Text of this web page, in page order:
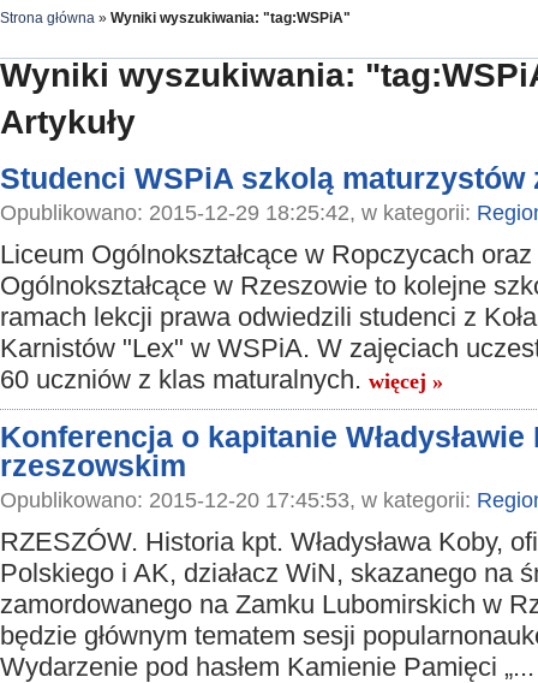
Strona główna » Wyniki wyszukiwania: "tag:WSPiA"
Wyniki wyszukiwania:
Artykuły
Studenci WSPiA szkolą maturzystów
Opublikowano: 2015-12-29 18:25:42, w kategorii:
Liceum Ogólnokształcące w Ropczycach
Ogólnokształcące w Rzeszowie to kolejne
ramach lekcji prawa odwiedzili studenci z
Karnistów "Lex" w WSPiA. W zajęciach
60 uczniów z klas maturalnych. więcej »
Konferencja o kapitanie
rzeszowskim
Opublikowano: 2015-12-20 17:45:53, w kategorii:
RZESZÓW. Historia kpt. Władysława Koby,
Polskiego i AK, działacz WiN, skazanego na
zamordowanego na Zamku Lubomirskich w
będzie głównym tematem sesji
Wydarzenie pod hasłem Kamienie Pamięci